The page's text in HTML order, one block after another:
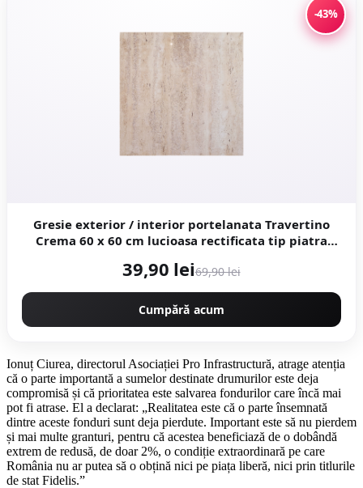
-43%
Gresie exterior / interior portelanata Travertino
Crema 60 x 60 cm lucioasa rectificata tip piatra
39,90 lei69,90 lei
Cumpără acum
Ionuț Ciurea, directorul Asociației Pro Infrastructură, atrage atenția
că o parte importantă a sumelor destinate drumurilor este deja
compromisă și că prioritatea este salvarea fondurilor care încă mai
pot fi atrase. El a declarat: „Realitatea este că o parte însemnată
dintre aceste fonduri sunt deja pierdute. Important este să nu pierdem
și mai multe granturi, pentru că acestea beneficiază de o dobândă
extrem de redusă, de doar 2%, o condiție extraordinară pe care
România nu ar putea să o obțină nici pe piața liberă, nici prin titlurile
de stat Fidelis.”